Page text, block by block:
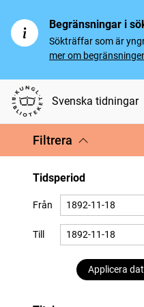
Begränsningar i
Sökträffar som är
mer om
Svenska tidningar
Filtrera
Tidsperiod
Från
Till
Applicera